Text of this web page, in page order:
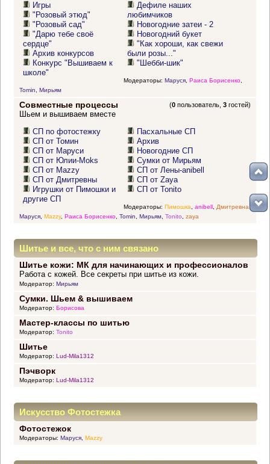
Игры
"Розовый этюд"
"Розовый сад"
"Дарю тебе своё
сердце"
Архив конкурсов
Конкурс "Вышиваем к
школе"
Дефиле наших
любимчиков
Новогодние затеи - 2
Новогодний букет
"Как хороши, как свежи
были розы..."
"Шебби-шик"
Модераторы: Маруся, Раиса Борисенко,
Tomin
Мирьям
Совместные процессы (0 пользователь,3 гостей)
Шьем и вышиваем вместе
СП по фотостежку
СП от Томин
СП от Маруси
СП от Юлии-Moks
СП от Mazzy
СП от Дмитревны
Игрушки от Пимошки и
другие СП
Пасхальные СП
Архив
Новогодние СП
Сумки от Мирьям
СП от Лены-anibell
СП от Zaya
СП от Tonito
Модераторы: Пимошка anibell, Дмитревна
Маруся, Mazzy, Раиса Борисенко, Tomin Мирьям, Tonito zaya
Шитье и все, что с ним связано
Шитье кожи: МК для начинающих и профессионалов
Работа с кожей. Все секреты при шитье из кожи.
Модератор: Мирьям
Сумки. Шьем & вышиваем
Модератор: Борисова
Мастер-классы по шитью
Модератор: Tonito
Шитье
Модератор: Lud-Mila1312
Пэчворк
Модератор: Lud-Mila1312
Искусство Фотостежка
Фотостежок
Модераторы: Маруся, Mazzy